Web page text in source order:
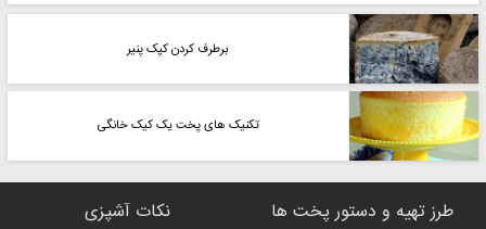
برطرف کردن کپک پنیر
تکنیک های پخت یک کیک خانگی
طرز تهیه و دستور پخت ها نکات آشپزی